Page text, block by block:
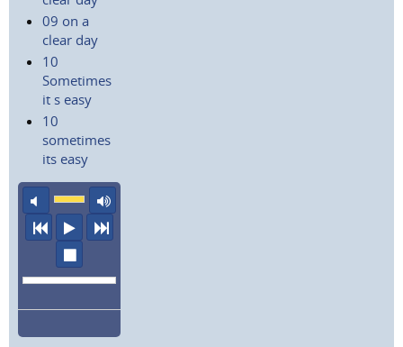
09 on a
clear day
10
Sometimes
it s easy
10
sometimes
its easy
Ton aus
vorheriger Titel
Abspielen